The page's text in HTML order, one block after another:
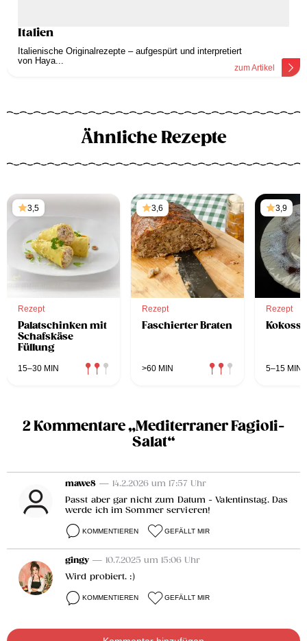
Italien
Italienische Originalrezepte – aufgespürt und interpretiert
von Haya...
zum Artikel
Ähnliche Rezepte
3,5
Rezept
Palatschinken mit
Schafskäse
Füllung
15–30 MIN
3,6
Rezept
Faschierter Braten
>60 MIN
3,9
Rezept
5–15 MIN
2 Kommentare „Mediterraner Fagioli-
Salat“
mawe8 — 14.2.2026 um 17:57 Uhr
Passt aber gar nicht zum Datum - Valentinstag. Das
werde ich im Sommer servieren!
KOMMENTIEREN GEFÄLLT MIR
gingy — 10.7.2025 um 15:06 Uhr
Wird probiert. :)
KOMMENTIEREN GEFÄLLT MIR